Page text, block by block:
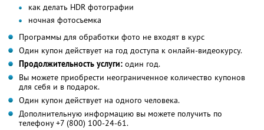
как делать HDR фотографии
ночная фотосъемка
Программы для обработки фото не входят в курс
Один купон действует на год доступа к онлайн-видеокурсу.
Продолжительность услуги: один год.
Вы можете приобрести неограниченное количество купонов
для себя и в подарок.
Один купон действует на одного человека.
Дополнительную информацию вы можете получить по
телефону +7 (800) 100-24-61.